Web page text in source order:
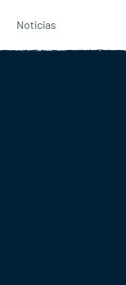
Noticias